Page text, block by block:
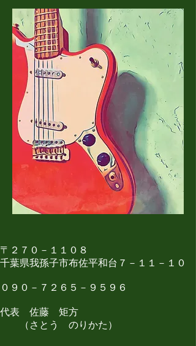
〒２７０－１１０８
千葉県我孫子市布佐平和台７－１１－１０
０９０－７２６５－９５９６
代表 佐藤 矩方
​ （さとう のりかた）